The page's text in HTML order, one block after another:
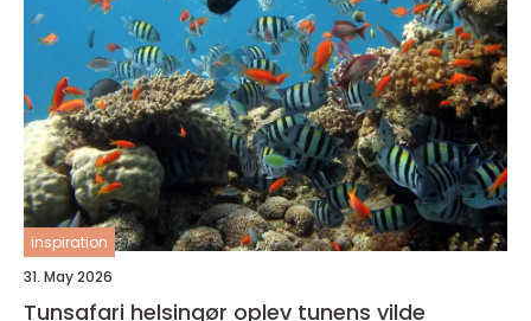
inspiration
31. May 2026
Tunsafari helsingør oplev tunens vilde